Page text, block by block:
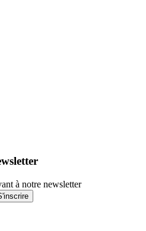
à notre newsletter